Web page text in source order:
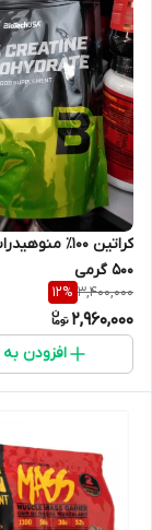
کراتین‌‌ ۱۰۰٪
۵۰۰ گرمی
3,400,000
12%
2,960,000
افزودن